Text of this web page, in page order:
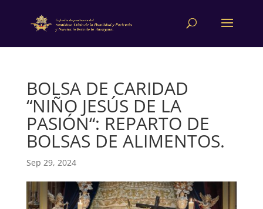
BOLSA DE CARIDAD
“NIÑO JESÚS DE LA
PASIÓN“: REPARTO DE
BOLSAS DE ALIMENTOS.
Sep 29, 2024